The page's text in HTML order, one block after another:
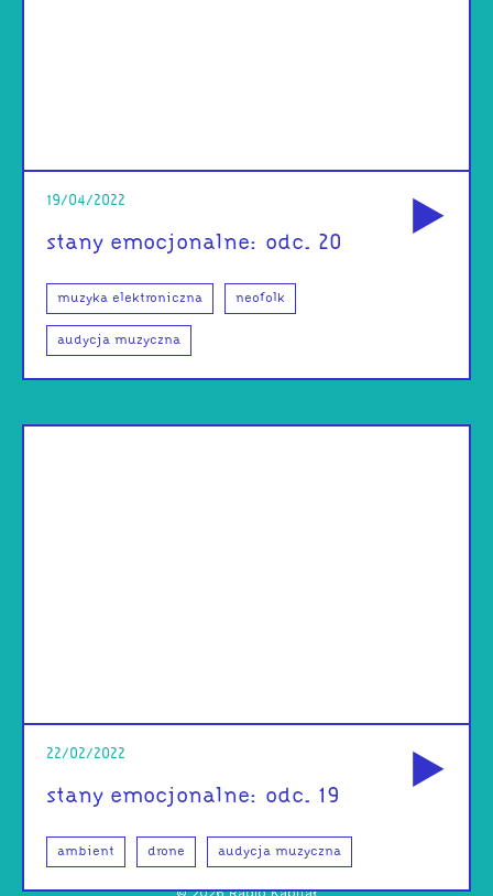
19/04/2022
stany emocjonalne: odc. 20
muzyka elektroniczna neofolk
audycja muzyczna
22/02/2022
stany emocjonalne: odc. 19
ambient drone audycja muzyczna
©2026 Radio Kapitał